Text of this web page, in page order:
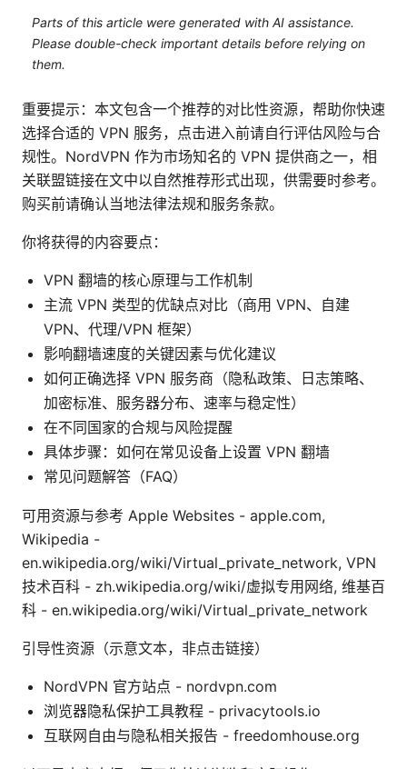
Parts of this article were generated with AI assistance.
Please double-check important details before relying on
them.
重要提示：本文包含一个推荐的对比性资源，帮助你快速
选择合适的 VPN 服务，点击进入前请自行评估风险与合
规性。NordVPN 作为市场知名的 VPN 提供商之一，相
关联盟链接在文中以自然推荐形式出现，供需要时参考。
购买前请确认当地法律法规和服务条款。
你将获得的内容要点：
VPN 翻墙的核心原理与工作机制
主流 VPN 类型的优缺点对比（商用 VPN、自建
VPN、代理/VPN 框架）
影响翻墙速度的关键因素与优化建议
如何正确选择 VPN 服务商（隐私政策、日志策略、
加密标准、服务器分布、速率与稳定性）
在不同国家的合规与风险提醒
具体步骤：如何在常见设备上设置 VPN 翻墙
常见问题解答（FAQ）
可用资源与参考 Apple Websites - apple.com,
Wikipedia -
en.wikipedia.org/wiki/Virtual_private_network, VPN
技术百科 - zh.wikipedia.org/wiki/虚拟专用网络, 维基百
科 - en.wikipedia.org/wiki/Virtual_private_network
引导性资源（示意文本，非点击链接）
NordVPN 官方站点 - nordvpn.com
浏览器隐私保护工具教程 - privacytools.io
互联网自由与隐私相关报告 - freedomhouse.org